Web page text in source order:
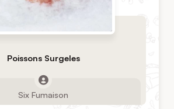
Poissons Surgeles
Six Fumaison